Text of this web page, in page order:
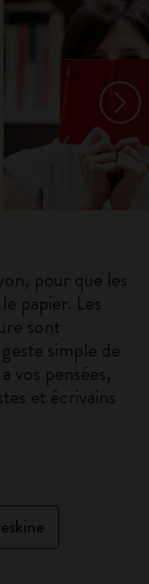
pour que les
papier. Les
sont
simple de
vos pensées,
et écrivains